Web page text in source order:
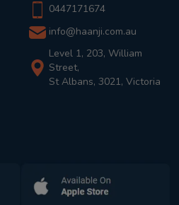
0447171674
info@haanji.com.au
Level 1, 203, William
Street,
St Albans, 3021, Victoria